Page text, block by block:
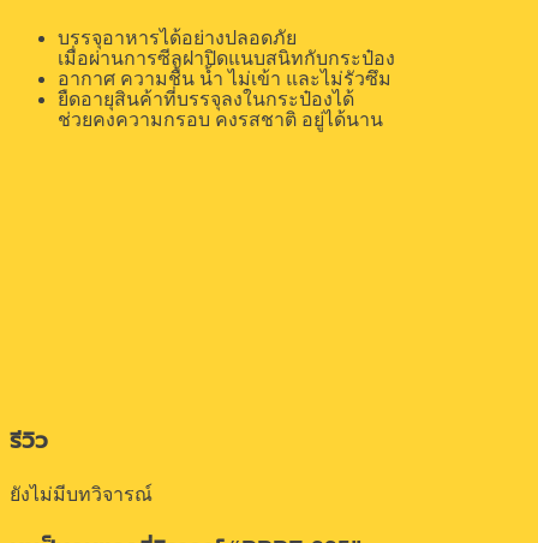
บรรจุอาหารได้อย่างปลอดภัย
เมื่อผ่านการซีลฝาปิดแนบสนิทกับกระป๋อง
อากาศ ความชื้น น้ำ ไม่เข้า และไม่รัวซึม
ยืดอายุสินค้าที่บรรจุลงในกระป๋องได้
ช่วยคงความกรอบ คงรสชาติ อยู่ได้นาน
รีวิว
ยังไม่มีบทวิจารณ์